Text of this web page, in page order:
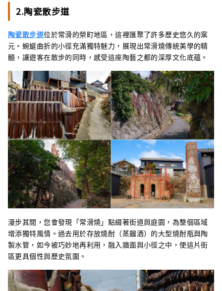
2.陶瓷散步道
陶瓷散步道位於常滑的榮町地區，這裡匯聚了許多歷史悠久的窯
元。蜿蜒曲折的小徑充滿獨特魅力，展現出常滑燒傳統美學的精
髓，讓遊客在散步的同時，感受這座陶藝之都的深厚文化底蘊。
漫步其間，您會發現「常滑燒」點綴著街道與庭園，為整個區域
增添獨特風情。過去用於存放燒酎（蒸餾酒）的大型燒酎瓶與陶
製水管，如今被巧妙地再利用，融入牆面與小徑之中，使這片街
區更具個性與歷史氛圍。